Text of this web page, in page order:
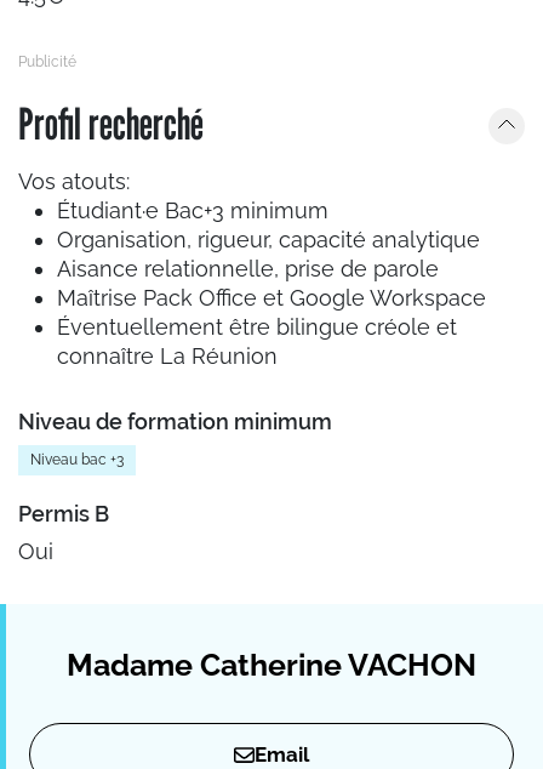
Profil recherché
Vos atouts:
Étudiant·e Bac+3 minimum
Organisation, rigueur, capacité analytique
Aisance relationnelle, prise de parole
Maîtrise Pack Office et Google Workspace
Éventuellement être bilingue créole et
connaître La Réunion
Niveau de formation minimum
Niveau bac +3
Permis B
Oui
Madame Catherine VACHON
Email